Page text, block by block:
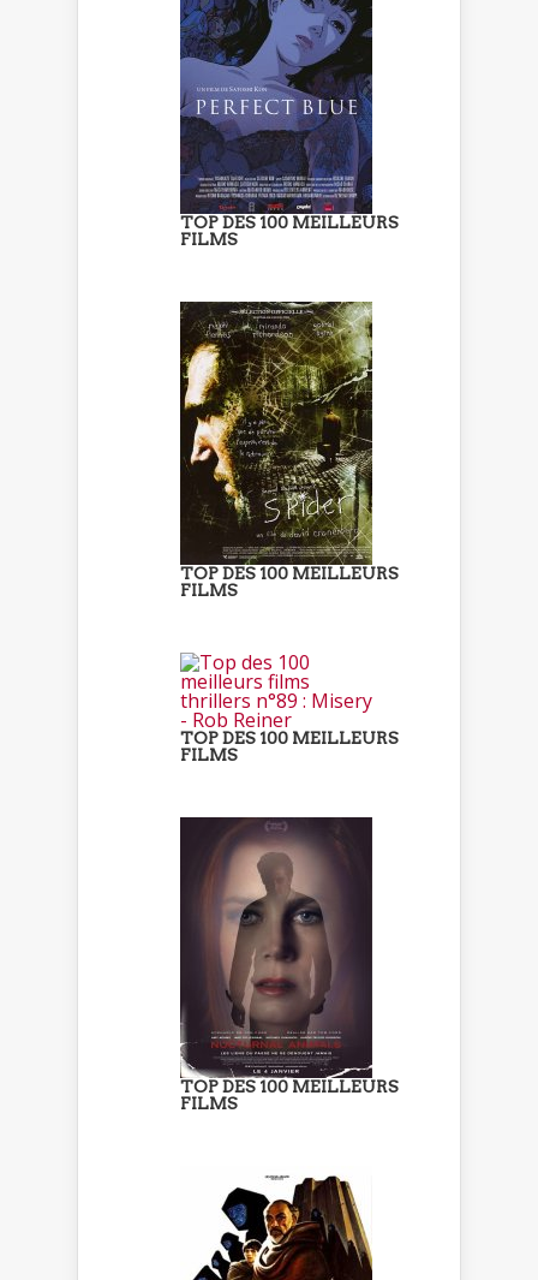
TOP DES 100 MEILLEURS
FILMS
TOP DES 100 MEILLEURS
FILMS
TOP DES 100 MEILLEURS
FILMS
TOP DES 100 MEILLEURS
FILMS